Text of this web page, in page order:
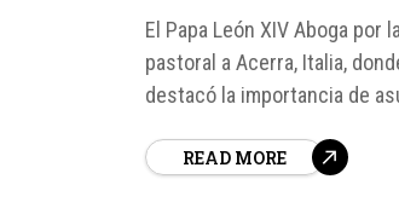
El Papa León XIV Aboga por
pastoral a Acerra, Italia,
destacó la importancia de
READ MORE